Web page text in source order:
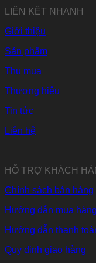
LIÊN KẾT NHANH
Giới thiệu
Sản phẩm
Thu mua
Thương hiệu
Tin tức
Liên hệ
HỖ TRỢ KHÁCH
Chính sách bán hàng
Hướng dẫn mua hàng
Hướng dẫn thanh
Quy định giao hàng